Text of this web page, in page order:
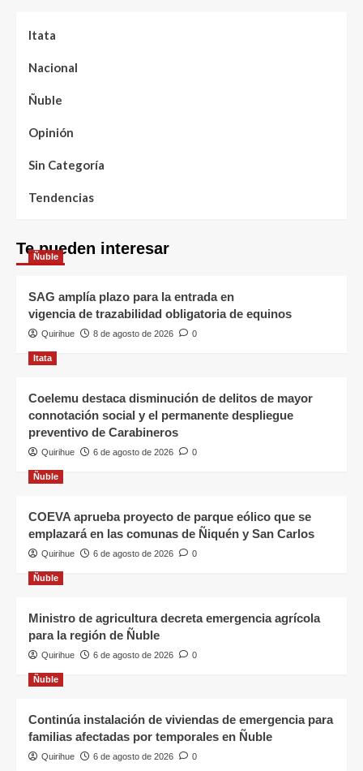
Itata
Nacional
Ñuble
Opinión
Sin Categoría
Tendencias
Te pueden interesar
Ñuble
SAG amplía plazo para la entrada en
vigencia de trazabilidad obligatoria de equinos
Quirihue 8 de agosto de 2026 0
Itata
Coelemu destaca disminución de delitos de mayor
connotación social y el permanente despliegue
preventivo de Carabineros
Quirihue 6 de agosto de 2026 0
Ñuble
COEVA aprueba proyecto de parque eólico que se
emplazará en las comunas de Ñiquén y San Carlos
Quirihue 6 de agosto de 2026 0
Ñuble
Ministro de agricultura decreta emergencia agrícola
para la región de Ñuble
Quirihue 6 de agosto de 2026 0
Ñuble
Continúa instalación de viviendas de emergencia para
familias afectadas por temporales en Ñuble
Quirihue 6 de agosto de 2026 0